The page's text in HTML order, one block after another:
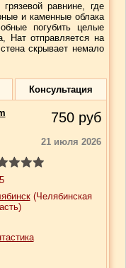
равнине, где
и каменные облака
погубить целые
Нат отправляется на
скрывает немало
Консультация
750 руб
21 июля 2026
(Челябинская